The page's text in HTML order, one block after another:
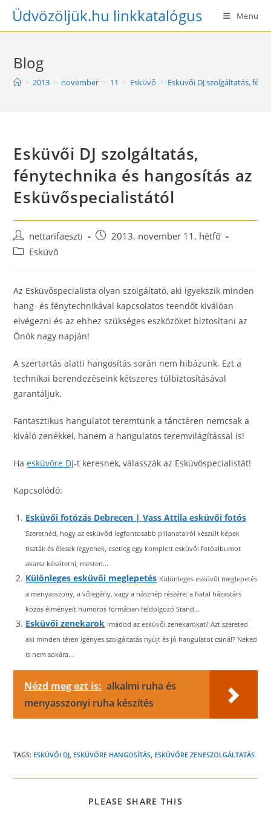
SkipÜdvözöljük.hu linkkatalógus Menu
Blog
> 2013 > november > 11 > Esküvő > Esküvői DJ szolgáltatás,
Esküvői DJ szolgáltatás,
fénytechnika és hangosítás az
Esküvőspecialistától
Post
author:
nettarifaeszti
Post2013. november 11. hétfő
PostEsküvő
Az Esküvőspecialista olyan szolgáltató, aki igyekszik minden
hang- és fénytechnikával kapcsolatos teendőt kiválóan
elvégezni és az ehhez szükséges eszközöket biztosítani az
Önök nagy napján!
A szertartás alatti hangosítás során nem hibázunk. Ezt a
technikai berendezéseink kétszeres túlbiztosításával
garantáljuk.
Fantasztikus hangulatot teremtünk a tánctéren nemcsak a
kiváló zenékkel, hanem a hangulatos teremvilágítással is!
Haesküvőre DJ-t keresnek, válasszák az Esküvőspecialistát!
Kapcsolódó:
Esküvői fotózás Debrecen | Vass Attila esküvői fotós
Szeretnéd, hogy az esküvőd legfontosabb pillanatairól készült képek
tiszták és élesek legyenek, esetleg egy komplett esküvői fotóalbumot
akarsz készítetni, mesteri...
Különleges esküvői meglepetés Különleges esküvői meglepetés
a menyasszony, a vőlegény, vagy a násznép részére: a fiatal házastárs
közös élményeit humoros formában feldolgozó Stand...
Esküvői zenekarok Imádod az esküvői zenekarokat? Azt szereted
aki minden téren igényes szolgáltatás nyújt és jó hangulatot csinál? Neked
is nem sokára...
Nézd meg ezt is: alkalmi ruha és
menyasszonyi ruha készítés
TAGS: ESKÜVŐI DJ, ESKÜVŐRE HANGOSÍTÁS, ESKÜVŐRE ZENESZOLGÁLTATÁS
PLEASE SHARE THIS